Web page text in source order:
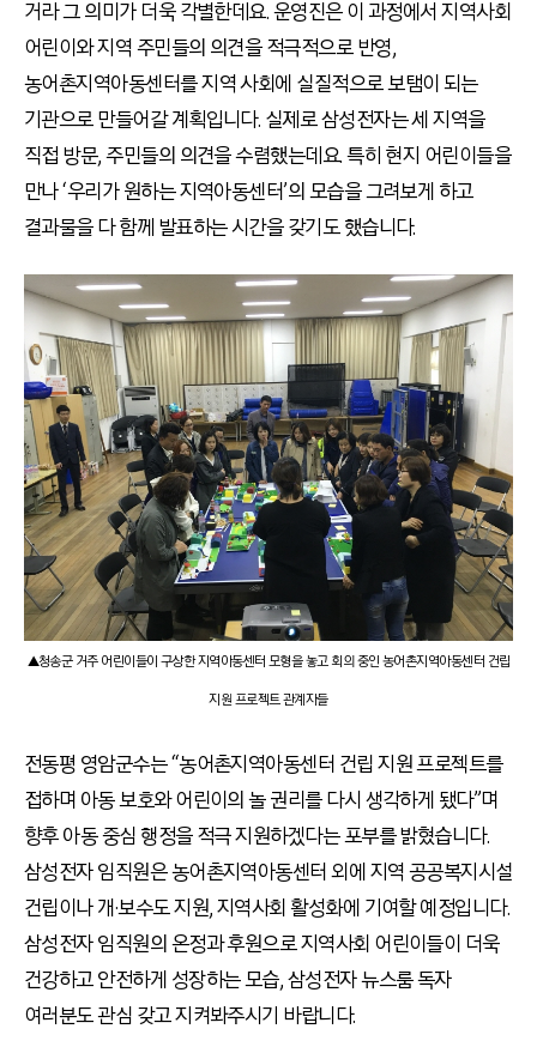
거라 그 의미가 더욱 각별한데요. 운영진은 이 과정에서 지역사회
어린이와 지역 주민들의 의견을 적극적으로 반영,
농어촌지역아동센터를 지역 사회에 실질적으로 보탬이 되는
기관으로 만들어갈 계획입니다. 실제로 삼성전자는 세 지역을
직접 방문, 주민들의 의견을 수렴했는데요. 특히 현지 어린이들을
만나 ‘우리가 원하는 지역아동센터’의 모습을 그려보게 하고
결과물을 다 함께 발표하는 시간을 갖기도 했습니다.
▲청송군 거주 어린이들이 구상한 지역아동센터 모형을 놓고 회의 중인 농어촌지역아동센터 건립
지원 프로젝트 관계자들
전동평 영암군수는 “농어촌지역아동센터 건립 지원 프로젝트를
접하며 아동 보호와 어린이의 놀 권리를 다시 생각하게 됐다”며
향후 아동 중심 행정을 적극 지원하겠다는 포부를 밝혔습니다.
삼성전자 임직원은 농어촌지역아동센터 외에 지역 공공복지시설
건립이나 개·보수도 지원, 지역사회 활성화에 기여할 예정입니다.
삼성전자 임직원의 온정과 후원으로 지역사회 어린이들이 더욱
건강하고 안전하게 성장하는 모습, 삼성전자 뉴스룸 독자
여러분도 관심 갖고 지켜봐주시기 바랍니다.